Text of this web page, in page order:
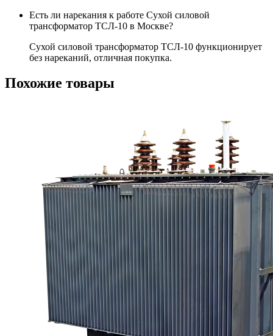
Есть ли нарекания к работе Сухой силовой
трансформатор ТСЛ-10 в Москве?
Сухой силовой трансформатор ТСЛ-10 функционирует
без нареканий, отличная покупка.
Похожие товары